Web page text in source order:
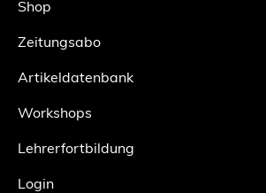
Shop
Zeitungsabo
Artikeldatenbank
Workshops
Lehrerfortbildung
Login